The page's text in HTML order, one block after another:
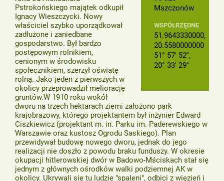
Mszczonów
WSPÓŁRZĘDNE
51.9643330000,
20.5580000000
51° 57' 52'',
20° 33' 29''
Pstrokońskiego majątek odkupił
Ignacy Wieszczycki. Nowy
właściciel szybko uporządkował
zadłużone i zaniedbane
gospodarstwo. Był bardzo
postępowym rolnikiem,
cenionym w środowisku
społecznikiem, szerzył oświatę
rolną. Jako jeden z pierwszych w
okolicy przeprowadził meliorację
gruntów.W 1910 roku wokół
dworu na trzech hektarach ziemi założono park
krajobrazowy, którego projektantem był inżynier Edward
Ciszkiewicz (projektant m. in. Parku im. Paderewskiego w
Warszawie oraz kustosz Ogrodu Saskiego). Plan
przewidywał budowę nowego dworu, jednak do jego
realizacji nie doszło z powodu braku funduszy. W okresie
okupacji hitlerowskiej dwór w Badowo-Mściskach stał się
jednym z głównych ośrodków walki podziemnej AK w
okolicy. Ukrywali się tu ludzie "spaleni", odbici z więzień i